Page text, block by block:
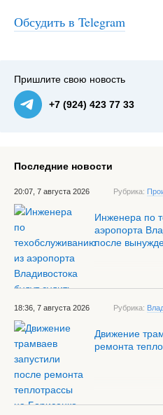
Обсудить в Telegram
Пришлите свою новость
+7 (924) 423 77 33
Последние новости
20:07, 7 августа 2026 Рубрика:
Инженера по
аэропорта
после
18:36, 7 августа 2026 Рубрика:
Движение
ремонта